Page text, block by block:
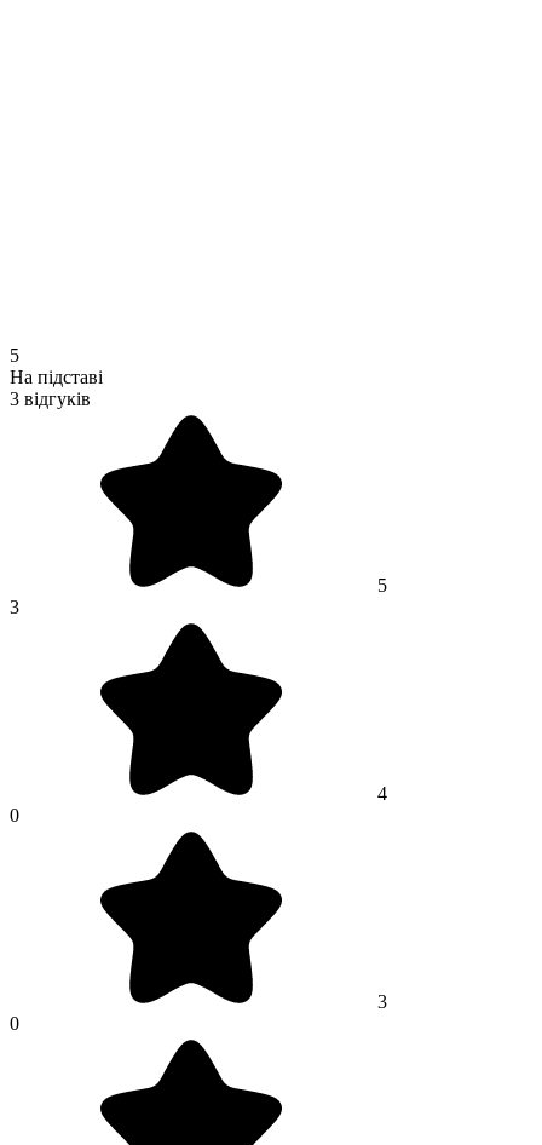
5
На підставі
3 відгуків
5
3
4
0
3
0